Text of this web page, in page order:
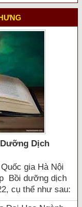
Dịch
gia Hà Nội
Bồi dưỡng dịch
cụ thể như sau: